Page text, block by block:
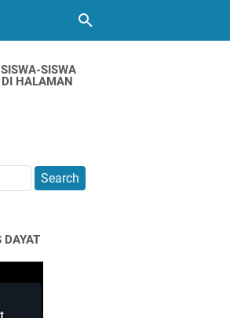
SISWA
DI HALAMAN
DAYAT